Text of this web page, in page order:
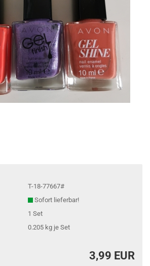
T-18-77667#
Sofort lieferbar!
1 Set
0.205kg je Set
3,99 EUR